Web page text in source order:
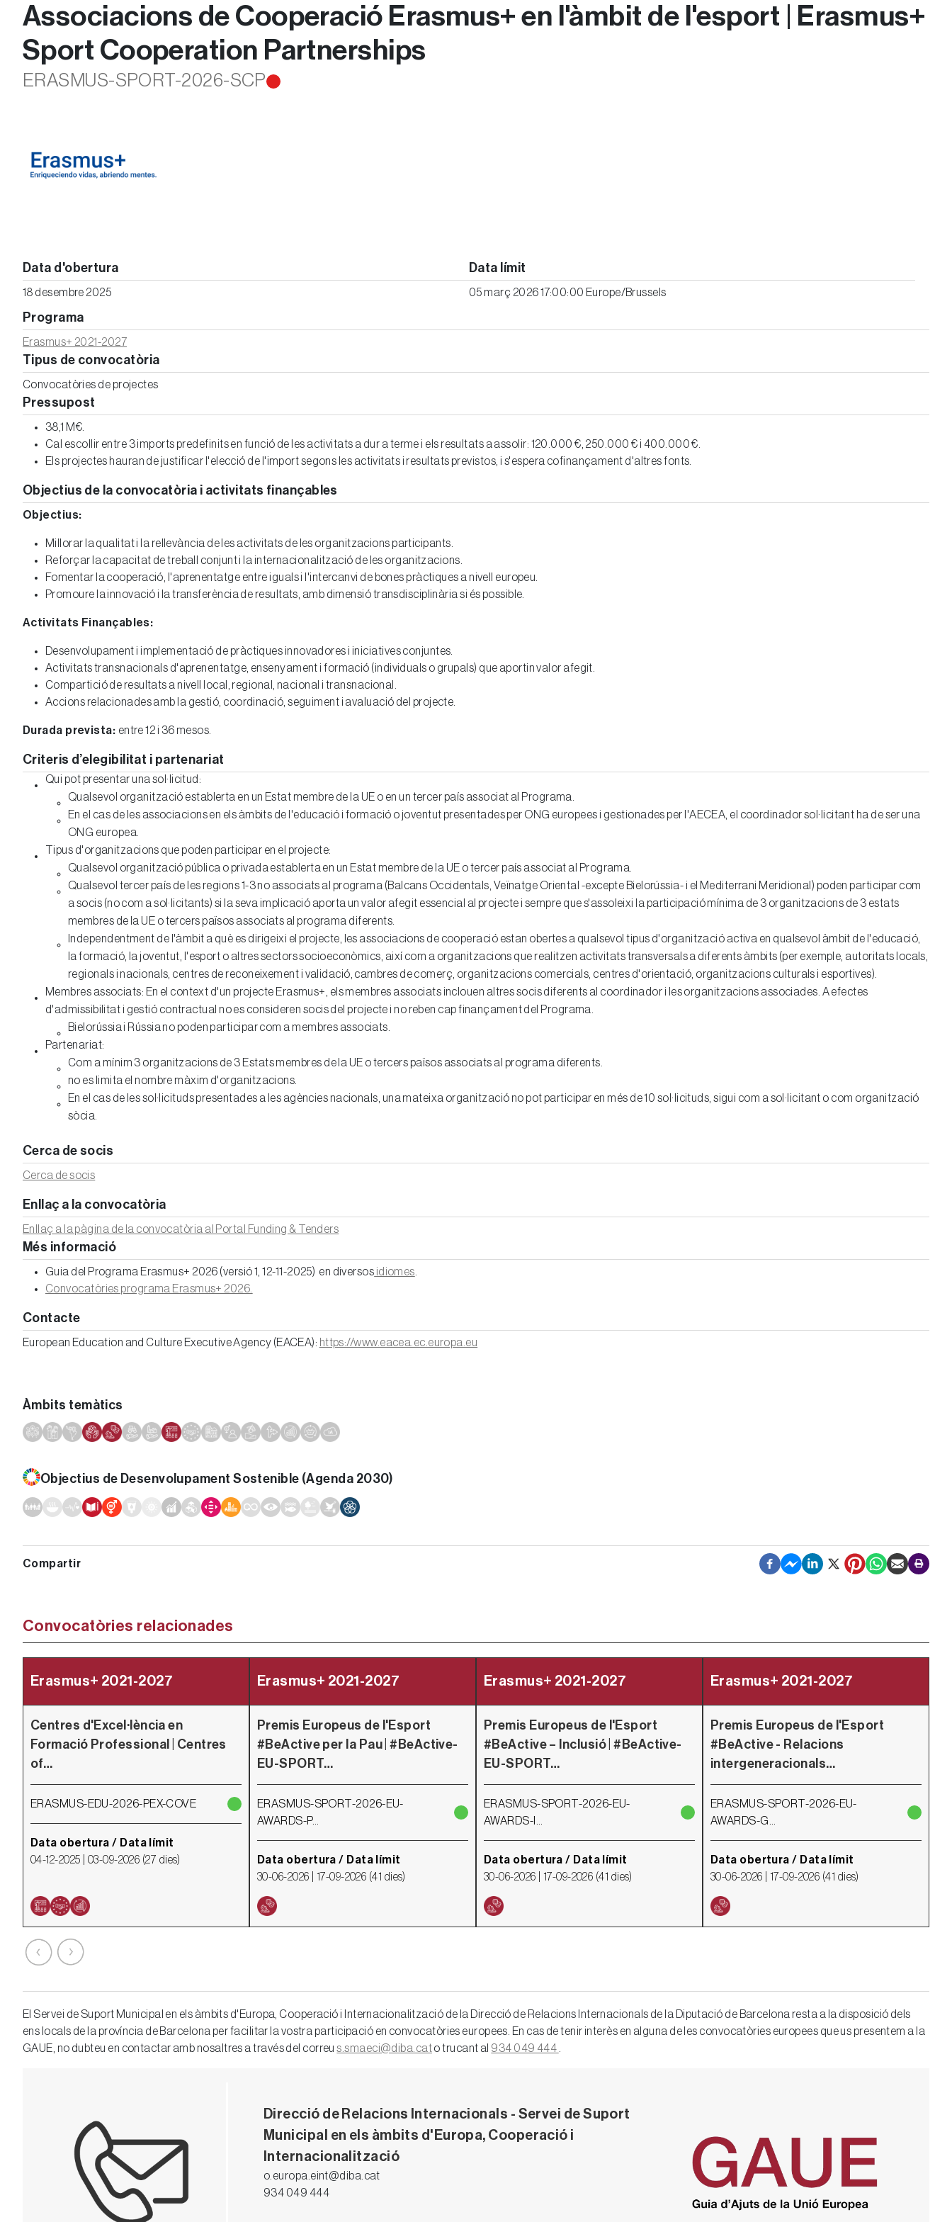
Associacions de Cooperació Erasmus+ en l'àmbit de l'esport | Erasmus+
Sport Cooperation Partnerships
ERASMUS-SPORT-2026-SCP
Data d'obertura
18 desembre 2025
Data límit
05 març 2026 17:00:00 Europe/Brussels
Programa
Erasmus+ 2021-2027
Tipus de convocatòria
Convocatòries de projectes
Pressupost
38,1 M€.
Cal escollir entre 3 imports predefinits en funció de les activitats a dur a terme i els resultats a assolir: 120.000 €, 250.000 € i 400.000 €.
Els projectes hauran de justificar l'elecció de l'import segons les activitats i resultats previstos, i s'espera cofinançament d'altres fonts.
Objectius de la convocatòria i activitats finançables
Objectius:
Millorar la qualitat i la rellevància de les activitats de les organitzacions participants.
Reforçar la capacitat de treball conjunt i la internacionalització de les organitzacions.
Fomentar la cooperació, l'aprenentatge entre iguals i l'intercanvi de bones pràctiques a nivell europeu.
Promoure la innovació i la transferència de resultats, amb dimensió transdisciplinària si és possible.
Activitats Finançables:
Desenvolupament i implementació de pràctiques innovadores i iniciatives conjuntes.
Activitats transnacionals d'aprenentatge, ensenyament i formació (individuals o grupals) que aportin valor afegit.
Compartició de resultats a nivell local, regional, nacional i transnacional.
Accions relacionades amb la gestió, coordinació, seguiment i avaluació del projecte.
Durada prevista: entre 12 i 36 mesos.
Criteris d’elegibilitat i partenariat
Qui pot presentar una sol·licitud:
Qualsevol organització establerta en un Estat membre de la UE o en un tercer país associat al Programa.
En el cas de les associacions en els àmbits de l'educació i formació o joventut presentades per ONG europees i gestionades per l'AECEA, el coordinador sol·licitant ha de ser una
ONG europea.
Tipus d'organitzacions que poden participar en el projecte:
Qualsevol organització pública o privada establerta en un Estat membre de la UE o tercer país associat al Programa.
Qualsevol tercer país de les regions 1-3 no associats al programa (Balcans Occidentals, Veïnatge Oriental -excepte Bielorússia- i el Mediterrani Meridional) poden participar com
a socis (no com a sol·licitants) si la seva implicació aporta un valor afegit essencial al projecte i sempre que s'assoleixi la participació mínima de 3 organitzacions de 3 estats
membres de la UE o tercers països associats al programa diferents.
Independentment de l'àmbit a què es dirigeixi el projecte, les associacions de cooperació estan obertes a qualsevol tipus d'organització activa en qualsevol àmbit de l'educació,
la formació, la joventut, l'esport o altres sectors socioeconòmics, així com a organitzacions que realitzen activitats transversals a diferents àmbits (per exemple, autoritats locals,
regionals i nacionals, centres de reconeixement i validació, cambres de comerç, organitzacions comercials, centres d'orientació, organitzacions culturals i esportives).
Membres associats: En el context d'un projecte Erasmus+, els membres associats inclouen altres socis diferents al coordinador i les organitzacions associades. A efectes
d'admissibilitat i gestió contractual no es consideren socis del projecte i no reben cap finançament del Programa.
Bielorússia i Rússia no poden participar com a membres associats.
Partenariat:
Com a mínim 3 organitzacions de 3 Estats membres de la UE o tercers països associats al programa diferents.
no es limita el nombre màxim d'organitzacions.
En el cas de les sol·licituds presentades a les agències nacionals, una mateixa organització no pot participar en més de 10 sol·licituds, sigui com a sol·licitant o com organització
sòcia.
Cerca de socis
Cerca de socis
Enllaç a la convocatòria
Enllaç a la pàgina de la convocatòria al Portal Funding & Tenders
Més informació
Guia del Programa Erasmus+ 2026 (versió 1, 12-11-2025) en diversos idiomes
Convocatòries programa Erasmus+ 2026.
Contacte
European Education and Culture Executive Agency (EACEA): https://www.eacea.ec.europa.eu
Àmbits temàtics
Objectius de Desenvolupament Sostenible (Agenda 2030)
Convocatòries relacionades
Erasmus+ 2021-2027
Centres d'Excel·lència en
Formació Professional | Centres
of…
ERASMUS-EDU-2026-PEX-COVE
Data obertura / Data límit
04-12-2025 | 03-09-2026 (27 dies)
Erasmus+ 2021-2027
Premis Europeus de l'Esport
#BeActive per la Pau | #BeActive-
EU-SPORT…
ERASMUS-SPORT-2026-EU-
AWARDS-P…
Data obertura / Data límit
30-06-2026 | 17-09-2026 (41 dies)
Erasmus+ 2021-2027
Premis Europeus de l'Esport
#BeActive – Inclusió | #BeActive-
EU-SPORT…
ERASMUS-SPORT-2026-EU-
AWARDS-I…
Data obertura / Data límit
30-06-2026 | 17-09-2026 (41 dies)
Erasmus+ 2021-2027
Premis Europeus de l'Esport
#BeActive - Relacions
intergeneracionals…
ERASMUS-SPORT-2026-EU-
AWARDS-G…
Data obertura / Data límit
30-06-2026 | 17-09-2026 (41 dies)
El Servei de Suport Municipal en els àmbits d'Europa, Cooperació i Internacionalització de la Direcció de Relacions Internacionals de la Diputació de Barcelona resta a la disposició dels
ens locals de la província de Barcelona per facilitar la vostra participació en convocatòries europees. En cas de tenir interès en alguna de les convocatòries europees que us presentem a la
GAUE, no dubteu en contactar amb nosaltres a través del correus.smaeci@diba.cato trucant al 934 049 444
Direcció de Relacions Internacionals - Servei de Suport
Municipal en els àmbits d'Europa, Cooperació i
Internacionalització
o.europa.eint@diba.cat
934 049 444